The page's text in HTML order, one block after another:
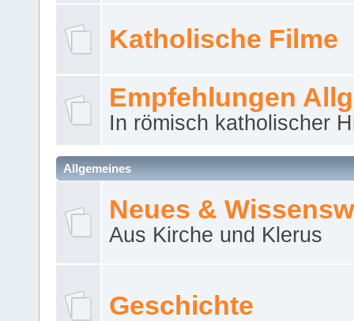
Katholische Filme
Empfehlungen
In römisch katholischer
Allgemeines
Neues &
Aus Kirche und Klerus
Geschichte